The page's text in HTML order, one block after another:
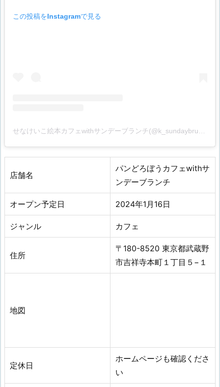
この投稿をInstagramで見る
店舗名
パンどろぼうカフェwithサ
ンデーブランチ
オープン予定日 2024年1月16日
ジャンル カフェ
住所
〒180-8520 東京都武蔵野
市吉祥寺本町１丁目５−１
地図
定休日
ホームページも確認くださ
い